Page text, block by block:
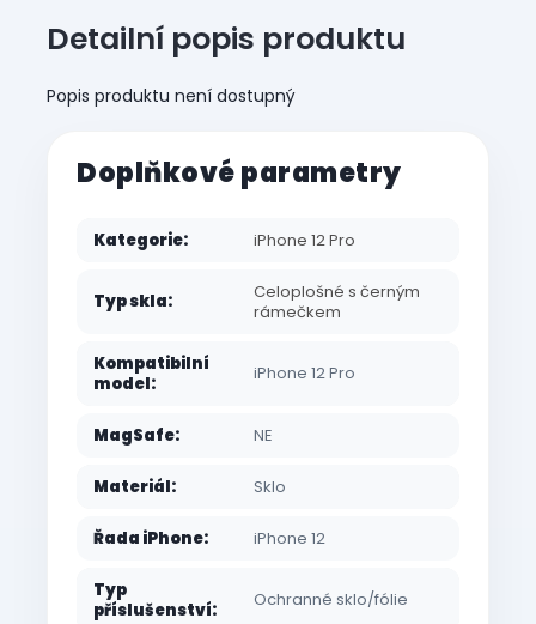
Detailní popis produktu
Popis produktu není dostupný
Doplňkové parametry
Kategorie: iPhone 12 Pro
Typ skla:
Celoplošné s černým
rámečkem
Kompatibilní
model: iPhone 12 Pro
MagSafe: NE
Materiál: Sklo
Řada iPhone: iPhone 12
Typ
příslušenství: Ochranné sklo/fólie